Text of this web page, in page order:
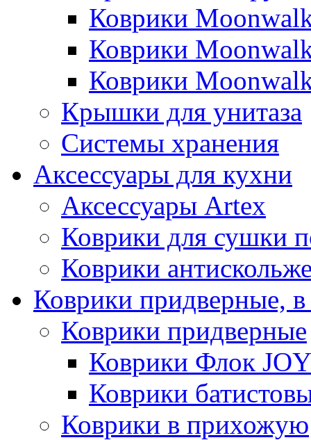
Коврики
Коврики
Коврики
Крышки для унитаза
Системы хранения
Аксессуары для кухни
Аксессуары Artex
Коврики для сушки
Коврики
Коврики придверные,
Коврики придверные
Коврики Флок
Коврики
Коврики в прихожую